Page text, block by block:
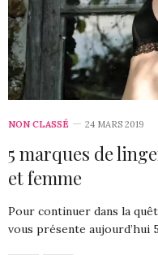
NON CLASSÉ 24 MARS 2019
5 marques de
et femme
Pour continuer dans la
vous présente aujourd’hui